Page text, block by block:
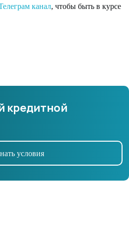
канал, чтобы быть в курсе
кредитной
условия